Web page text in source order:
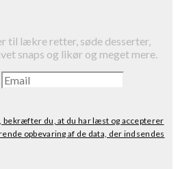
til lækre retter, søde desserter,
snaps og likør og meget mere.
bekræfter du, at du har læst og accepterer
opbevaring af de data, der indsendes